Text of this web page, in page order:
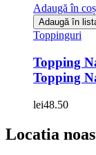
Adaugă în coș
Adaugă în
Toppinguri
Topping
Topping
lei48.50
Locatia